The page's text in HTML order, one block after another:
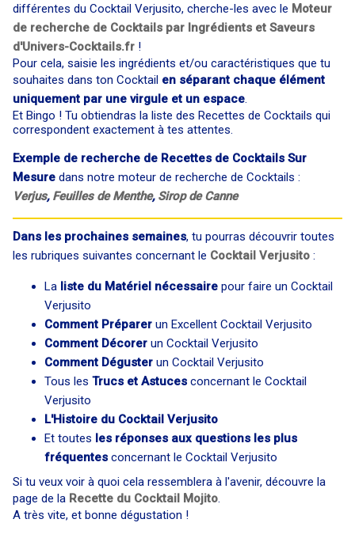
différentes du Cocktail Verjusito, cherche-les avec le Moteur
de recherche de Cocktails par Ingrédients et Saveurs
d'Univers-Cocktails.fr !
Pour cela, saisie les ingrédients et/ou caractéristiques que tu
souhaites dans ton Cocktail en séparant chaque élément
uniquement par une virgule et un espace.
Et Bingo ! Tu obtiendras la liste des Recettes de Cocktails qui
correspondent exactement à tes attentes.
Exemple de recherche de Recettes de Cocktails Sur
Mesure dans notre moteur de recherche de Cocktails :
Verjus, Feuilles de Menthe, Sirop de Canne
Dans les prochaines semaines, tu pourras découvrir toutes
les rubriques suivantes concernant le Cocktail Verjusito :
La liste du Matériel nécessaire pour faire un Cocktail
Verjusito
Comment Préparer un Excellent Cocktail Verjusito
Comment Décorer un Cocktail Verjusito
Comment Déguster un Cocktail Verjusito
Tous les Trucs et Astuces concernant le Cocktail
Verjusito
L'Histoire du Cocktail Verjusito
Et toutes les réponses aux questions les plus
fréquentes concernant le Cocktail Verjusito
Si tu veux voir à quoi cela ressemblera à l'avenir, découvre la
page de la Recette du Cocktail Mojito.
A très vite, et bonne dégustation !